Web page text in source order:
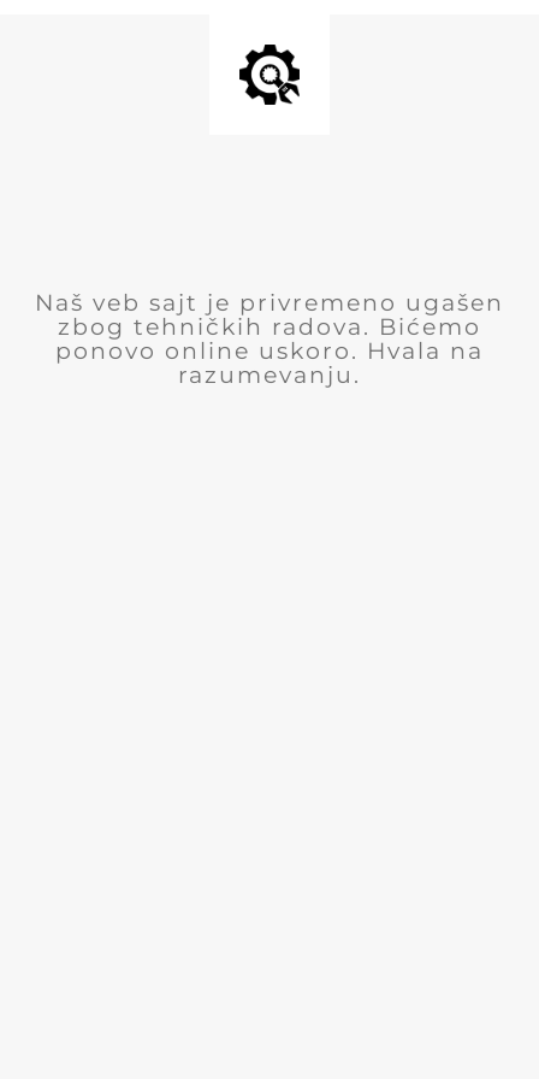
Naš veb sajt je privremeno ugašen
zbog tehničkih radova. Bićemo
ponovo online uskoro. Hvala na
razumevanju.